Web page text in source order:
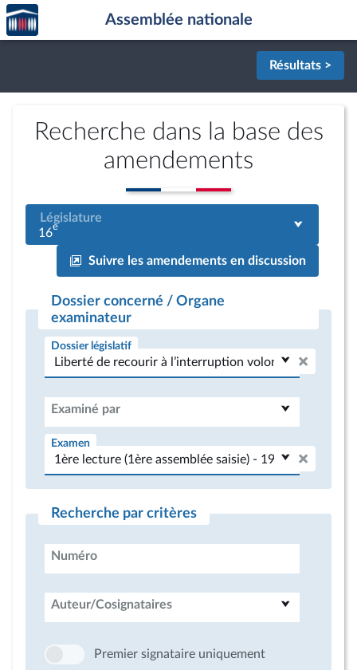
Aller au contenu
Aller en bas de la page
Accèder
à la
page
Assemblée nationale
Résultats >
Recherche dans la base des
amendements
Législature
16e
Suivre les amendements en discussion
Dossier concerné / Organe
examinateur
Dossier législatif
Examiné par
Examen
Recherche par critères
Numéro
Auteur/Cosignataires
Premier signataire uniquement